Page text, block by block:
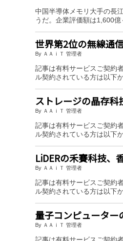
中国半導体メモリ大手の長
うだ。企業評価額は1,600
世界第2位の無線通
By ＡＡｉＴ 管理者
記事は有料サービスご契約
ル契約されている方は以下
ストレージの晶存
By ＡＡｉＴ 管理者
記事は有料サービスご契約
ル契約されている方は以下
LiDERの禾賽科技
By ＡＡｉＴ 管理者
記事は有料サービスご契約
ル契約されている方は以下
量子コンピューター
By ＡＡｉＴ 管理者